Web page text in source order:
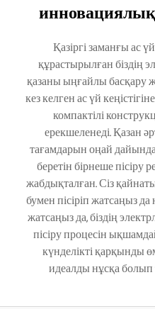
Қазіргі заманғы ас
құрастырылған біздің
қазаны ыңғайлы басқару
кез келген ас үй
компактілі
ерекшеленеді. Қазан
тағамдарын оңай
беретін бірнеше пісіру
жабдықталған. Сіз
бумен пісіріп жатсаңыз
жатсаңыз да, біздің
пісіру процесін
күнделікті қарқынды
идеалды нұсқа